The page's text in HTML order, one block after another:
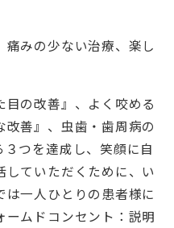
みの少ない治療、楽し
の改善』、よく咬める
善』、虫歯・歯周病の
３つを達成し、笑顔に自
ていただくために、い
一人ひとりの患者様に
ムドコンセント：説明